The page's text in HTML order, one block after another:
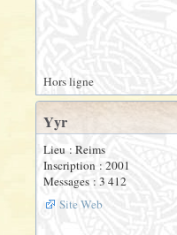
Hors ligne
Yyr
Lieu : Reims
Inscription : 2001
Messages : 3 412
Site Web